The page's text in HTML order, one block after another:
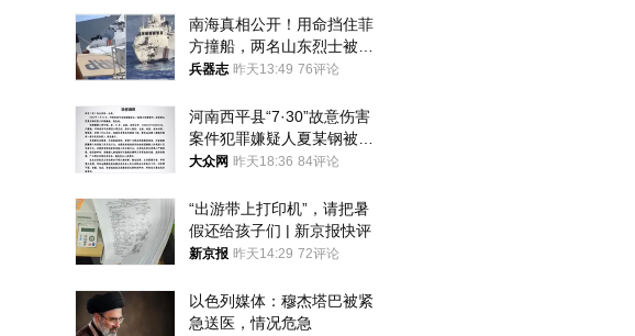
南海真相公开！用命挡住菲
方撞船，两名山东烈士被授
武警最高荣誉
兵器志 昨天13:49 76评论
河南西平县“7·30”故意伤害
案件犯罪嫌疑人夏某钢被抓
获
大众网 昨天18:36 84评论
“出游带上打印机”，请把暑
假还给孩子们 | 新京报快评
新京报 昨天14:29 72评论
以色列媒体：穆杰塔巴被紧
急送医，情况危急